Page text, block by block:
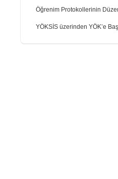
Öğrenim Protokollerinin
YÖKSİS üz​erinden YÖK’e